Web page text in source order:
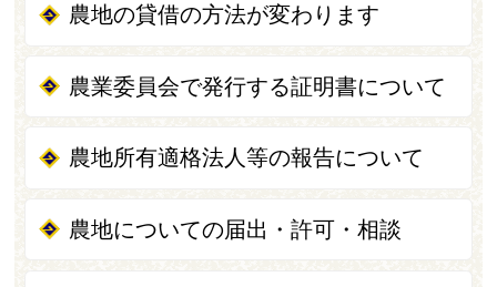
農地の貸借の方法が変わります
農業委員会で発行する証明書について
農地所有適格法人等の報告について
農地についての届出・許可・相談